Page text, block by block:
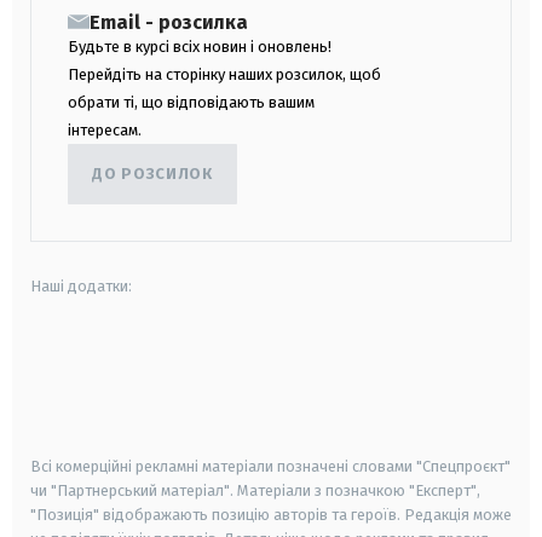
Email - розсилка
Будьте в курсі всіх новин і оновлень!
Перейдіть на сторінку наших розсилок, щоб
обрати ті, що відповідають вашим
інтересам.
ДО РОЗСИЛОК
Наші додатки:
Всі комерційні рекламні матеріали позначені словами "Спецпроєкт"
чи "Партнерський матеріал". Матеріали з позначкою "Експерт",
"Позиція" відображають позицію авторів та героїв. Редакція може